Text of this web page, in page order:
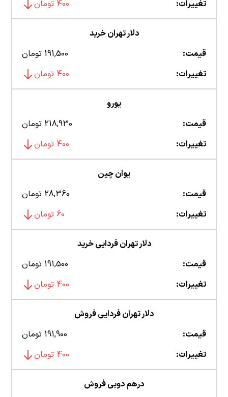
تغییرات: 400 تومان
دلار تهران خرید
قیمت:
191,500 تومان
تغییرات:
400 تومان
یورو
قیمت:
218,930 تومان
تغییرات:
400 تومان
یوان چین
قیمت:
28,360 تومان
تغییرات:
60 تومان
دلار تهران فردایی خرید
قیمت:
191,500 تومان
تغییرات:
400 تومان
دلار تهران فردایی فروش
قیمت:
191,900 تومان
تغییرات:
400 تومان
درهم دوبی فروش